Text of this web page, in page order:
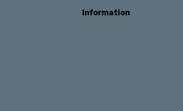
Information